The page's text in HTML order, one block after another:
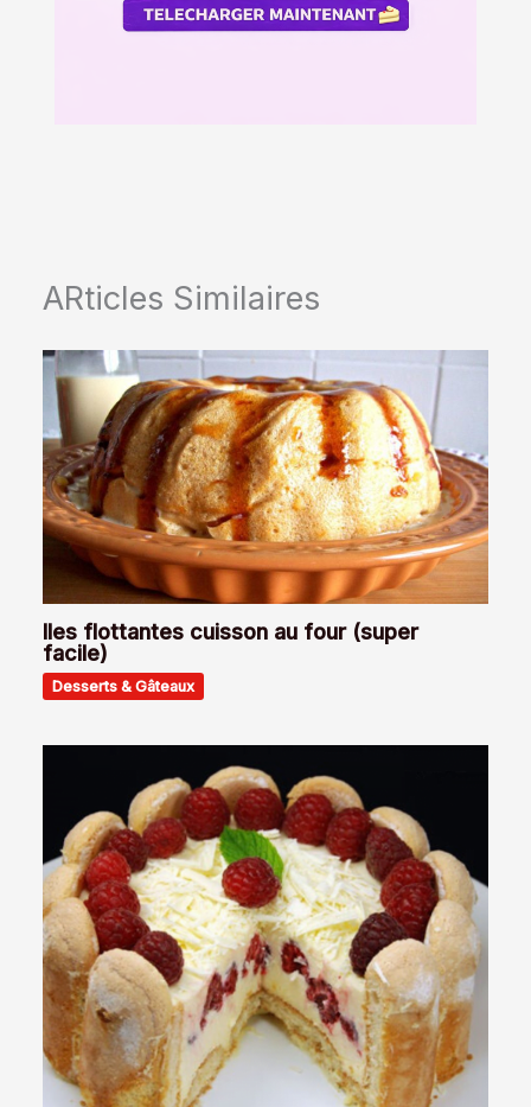
ARticles Similaires
Iles flottantes cuisson au four (super
facile)
Desserts & Gâteaux